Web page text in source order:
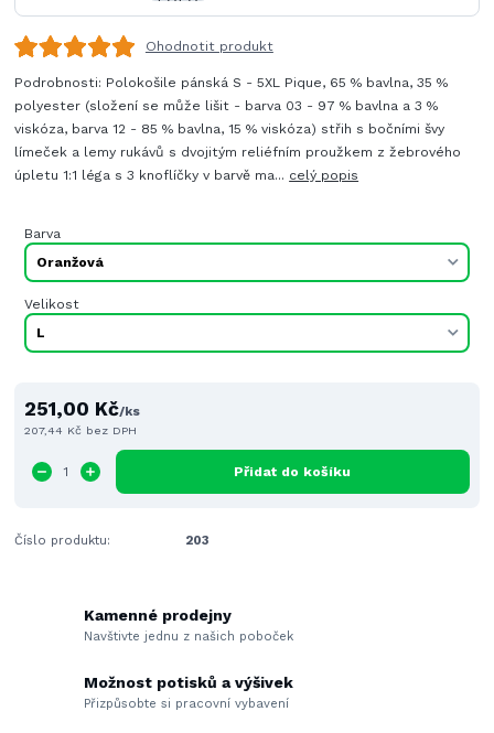
Ohodnotit produkt
Podrobnosti: Polokošile pánská S - 5XL Pique, 65 % bavlna, 35 %
polyester (složení se může lišit - barva 03 - 97 % bavlna a 3 %
viskóza, barva 12 - 85 % bavlna, 15 % viskóza) střih s bočními švy
límeček a lemy rukávů s dvojitým reliéfním proužkem z žebrového
úpletu 1:1 léga s 3 knoflíčky v barvě ma... celý popis
Barva
Velikost
251,00 Kč/ks
207,44 Kč bez DPH
Přidat do košíku
Číslo produktu: 203
Kamenné prodejny
Navštivte jednu z našich poboček
Možnost potisků a výšivek
Přizpůsobte si pracovní vybavení